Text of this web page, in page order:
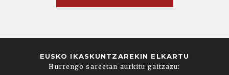
EUSKO IKASKUNTZAREKIN ELKARTU
Hurrengo sareetan aurkitu gaitzazu: